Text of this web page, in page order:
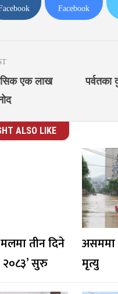
Facebook
एक लाख
पर्वतका
ALSO LIKE
तीन दिने
२०८३’ सुरु
असममा
मृत्यु